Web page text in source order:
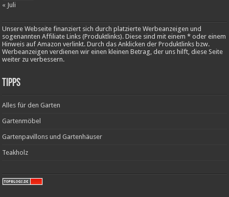
« Juli
Unsere Webseite finanziert sich durch platzierte Werbeanzeigen und
sogenannten Affiliate Links (Produktlinks). Diese sind mit einem * oder einem
Hinweis auf Amazon verlinkt. Durch das Anklicken der Produktlinks bzw.
Werbeanzeigen verdienen wir einen kleinen Betrag, der uns hilft, diese Seite
weiter zu verbessern.
Tipps
Alles für den Garten
Gartenmöbel
Gartenpavillons und Gartenhäuser
Teakholz